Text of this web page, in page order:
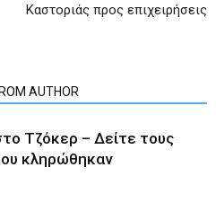
Καστοριάς προς επιχειρήσεις
AUTHOR
Τζόκερ – Δείτε τους
κληρώθηκαν